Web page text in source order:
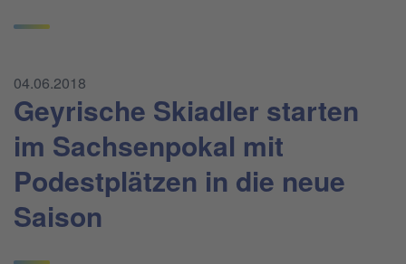
Geyrische Skiadler starten
im Sachsenpokal mit
Podestplätzen in die neue
Saison
04.06.2018